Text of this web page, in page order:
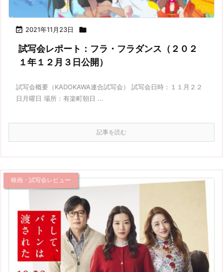
 2021年11月23日 
試写会レポート：フラ・フラダンス（２０２
１年１２月３日公開）
試写会概要（KADOKAWA連合試写会） 試写会日時：１１月２２
日月曜日 場所：有楽町朝日 ...
記事を読む
映画・試写会レビュー